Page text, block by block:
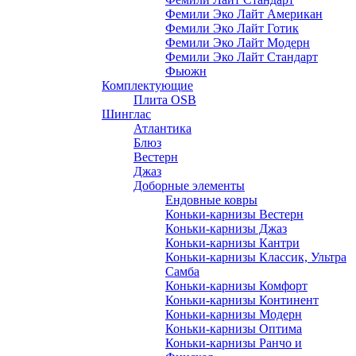
Фемили Эко Лайт Американ
Фемили Эко Лайт Готик
Фемили Эко Лайт Модерн
Фемили Эко Лайт Стандарт
Фьюжн
Комплектующие
Плита OSB
Шинглас
Атлантика
Блюз
Вестерн
Джаз
Доборные элементы
Ендовные ковры
Коньки-карнизы Вестерн
Коньки-карнизы Джаз
Коньки-карнизы Кантри
Коньки-карнизы Классик, Ультра
Самба
Коньки-карнизы Комфорт
Коньки-карнизы Континент
Коньки-карнизы Модерн
Коньки-карнизы Оптима
Коньки-карнизы Ранчо и